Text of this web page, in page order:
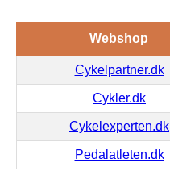
Webshop
Cykelpartner.dk
Cykler.dk
Cykelexperten.dk
Pedalatleten.dk